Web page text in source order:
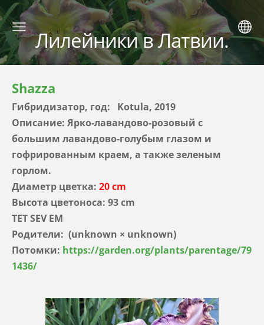
Лилейники в Латвии.
Shazza
Гибридизатор, год: Kotula, 2019
Описание: Ярко-лавандово-розовый с
большим лавандово-голубым глазом и
гофрированным краем, а также зеленым
горлом.
Диаметр цветка: 20 cm
Высота цветоноса: 93 cm
TET SEV EM
Родители: (unknown × unknown)
Потомки: https://garden.org/plants/parentage/79
1436/